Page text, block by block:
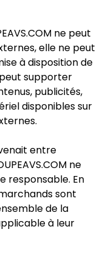
ne peut
elle ne peut
à disposition de
supporter
publicités,
disponibles sur
entre
ne
responsable. En
sont
de la
à leur